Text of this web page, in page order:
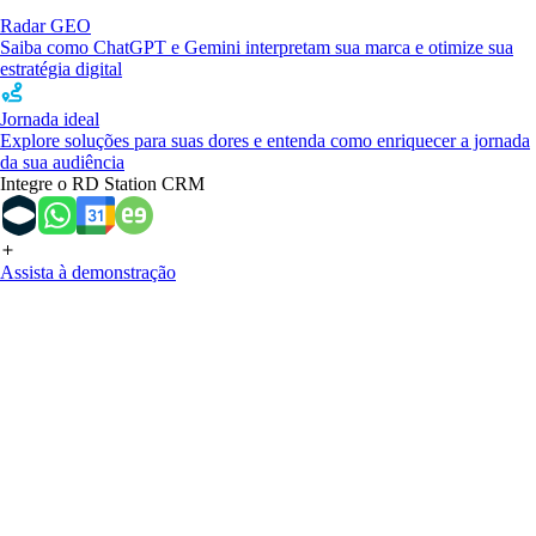
Radar GEO
Saiba como ChatGPT e Gemini interpretam sua marca e otimize sua
estratégia digital
Jornada ideal
Explore soluções para suas dores e entenda como enriquecer a jornada
da sua audiência
Integre o RD Station CRM
Assista à demonstração